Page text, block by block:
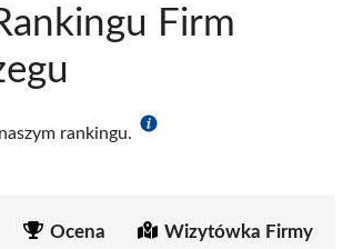
Firm
rankingu.
Ocena Wizytówka Firmy